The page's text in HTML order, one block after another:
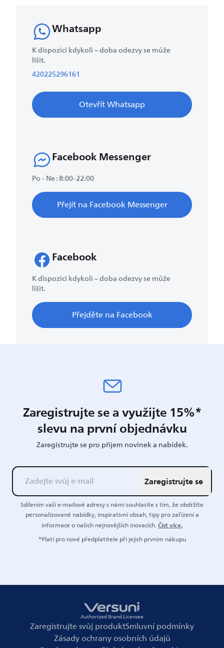
Whatsapp
K dispozici kdykoli – doba odezvy se může
lišit.
420225296161
Otevřít Whatsapp
Facebook Messenger
Po - Ne : 8:00-22:00
Přejít na Facebook Messenger
Facebook
K dispozici kdykoli – doba odezvy se může
lišit.
Přejděte na Facebook
Zaregistrujte se a využijte 15%*
slevu na první objednávku
Zaregistrujte se pro příjem novinek a nabídek.
Zaregistrujte se
Sdílením vaší e-mailové adresy s námi souhlasíte s tím, že obdržíte
personalizované nabídky, inspirativní obsah, tipy pro zařízení a
informace o našich nejnovějších inovacích.Číst více.
*Platí pro nové předplatitele při jejich prvním nákupu
Authorized Brand Licensee
Zaregistrujte svůj produktSmluvní podmínky
Zásady ochrany osobních údajů